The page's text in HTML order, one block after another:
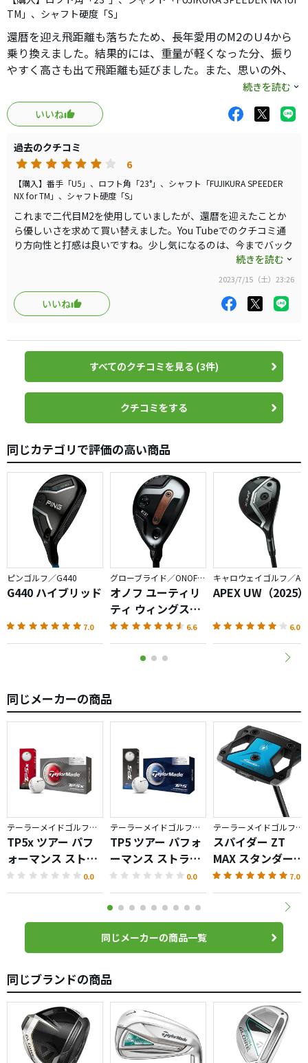
ただ、地面から打つクラブなので、シャフトはワンフレッ
クス硬めでも良かったかもしれません。
参考
ヘッドスピード:42〜45
TM」、シャフト硬度「S」
還暦を迎え飛距離も落ちたため、長年愛用のM2のＵ4から
乗り換えました。結果的には、重量が軽くなった分、振り
やすく高さも出て飛距離も延びました。また、思いの外、
打感も良く評判通りの素晴らしいクラブです。これまでグ
ローレというネーミングに抵抗がありましたが払拭されま
した。次はFWを検討してみます。
続きを読む
いいね
過去のクチコミ
6
【購入】番手「U5」、ロフト角「23°」、シャフト「FUJIKURA SPEEDER
NX for TM」、シャフト硬度「S」
これまで二代目M2を使用していましたが、還暦を迎えたことか
ら優しいさを求めて買い替えました。You Tubeでのクチコミ通
り方向性と打感は良いですね。少し気になるのは、今までバック
ライン入りのグリップを使ったことが無かったので最初は違和感
を感じましたが打ち込んでいくうちに慣れました。高さが出るの
でショートホールで活躍してくれると思います。次はプロにも評
判のFWを打ってみたいと思います。
続きを読む
2023/7/15（土）23:26
いいね
すべてのクチコミを見る (3件)
クチコミをする
同じカテゴリで評価の高い商品
ピンゴルフ／G440
G440 ハイブリッド
7.0
グローブライド／ONOFF AKA
オノフ ユーティリ
ティ ウィングス
AKA（2026）
6.6
APEX UW（2025）
6.0
同じメーカーの商品
テーラーメイドゴルフ／TP5
TP5x ツアー パフ
ォーマンス ストラ
イプ ボール
0.0
テーラーメイドゴルフ／TP5
TP5 ツアー パフォ
ーマンス ストライ
プ ボール
0.0
テーラーメイドゴルフ／Spider ZT
スパイダー ZT
MAX スタンダード
パター
7.0
同じメーカーの商品一覧
同じブランドの商品